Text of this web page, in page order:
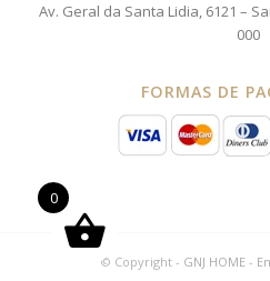
Av. Geral da Santa Lidia, 6121 –
000
FORMAS DE
© Copyright - GNJ HOME -
0